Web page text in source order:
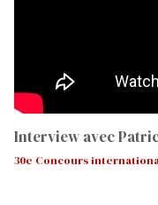
Interview avec
30e Concours